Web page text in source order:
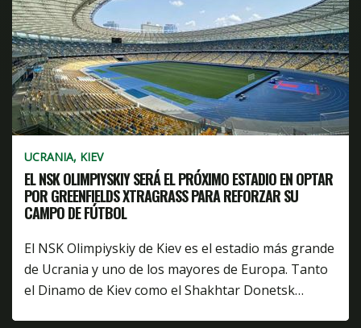
UCRANIA, KIEV
EL NSK OLIMPIYSKIY SERÁ EL PRÓXIMO ESTADIO EN OPTAR
POR GREENFIELDS XTRAGRASS PARA REFORZAR SU
CAMPO DE FÚTBOL
El NSK Olimpiyskiy de Kiev es el estadio más grande
de Ucrania y uno de los mayores de Europa. Tanto
el Dinamo de Kiev como el Shakhtar Donetsk…